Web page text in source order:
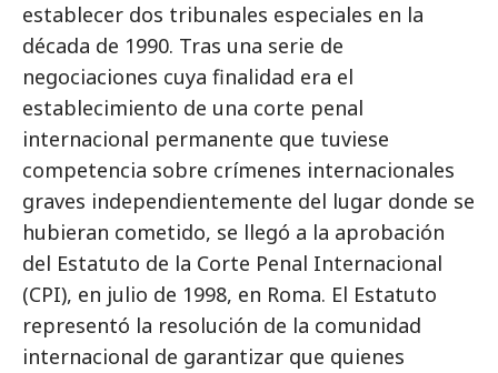
establecer dos tribunales especiales en la
década de 1990. Tras una serie de
negociaciones cuya finalidad era el
establecimiento de una corte penal
internacional permanente que tuviese
competencia sobre crímenes internacionales
graves independientemente del lugar donde se
hubieran cometido, se llegó a la aprobación
del Estatuto de la Corte Penal Internacional
(CPI), en julio de 1998, en Roma. El Estatuto
representó la resolución de la comunidad
internacional de garantizar que quienes